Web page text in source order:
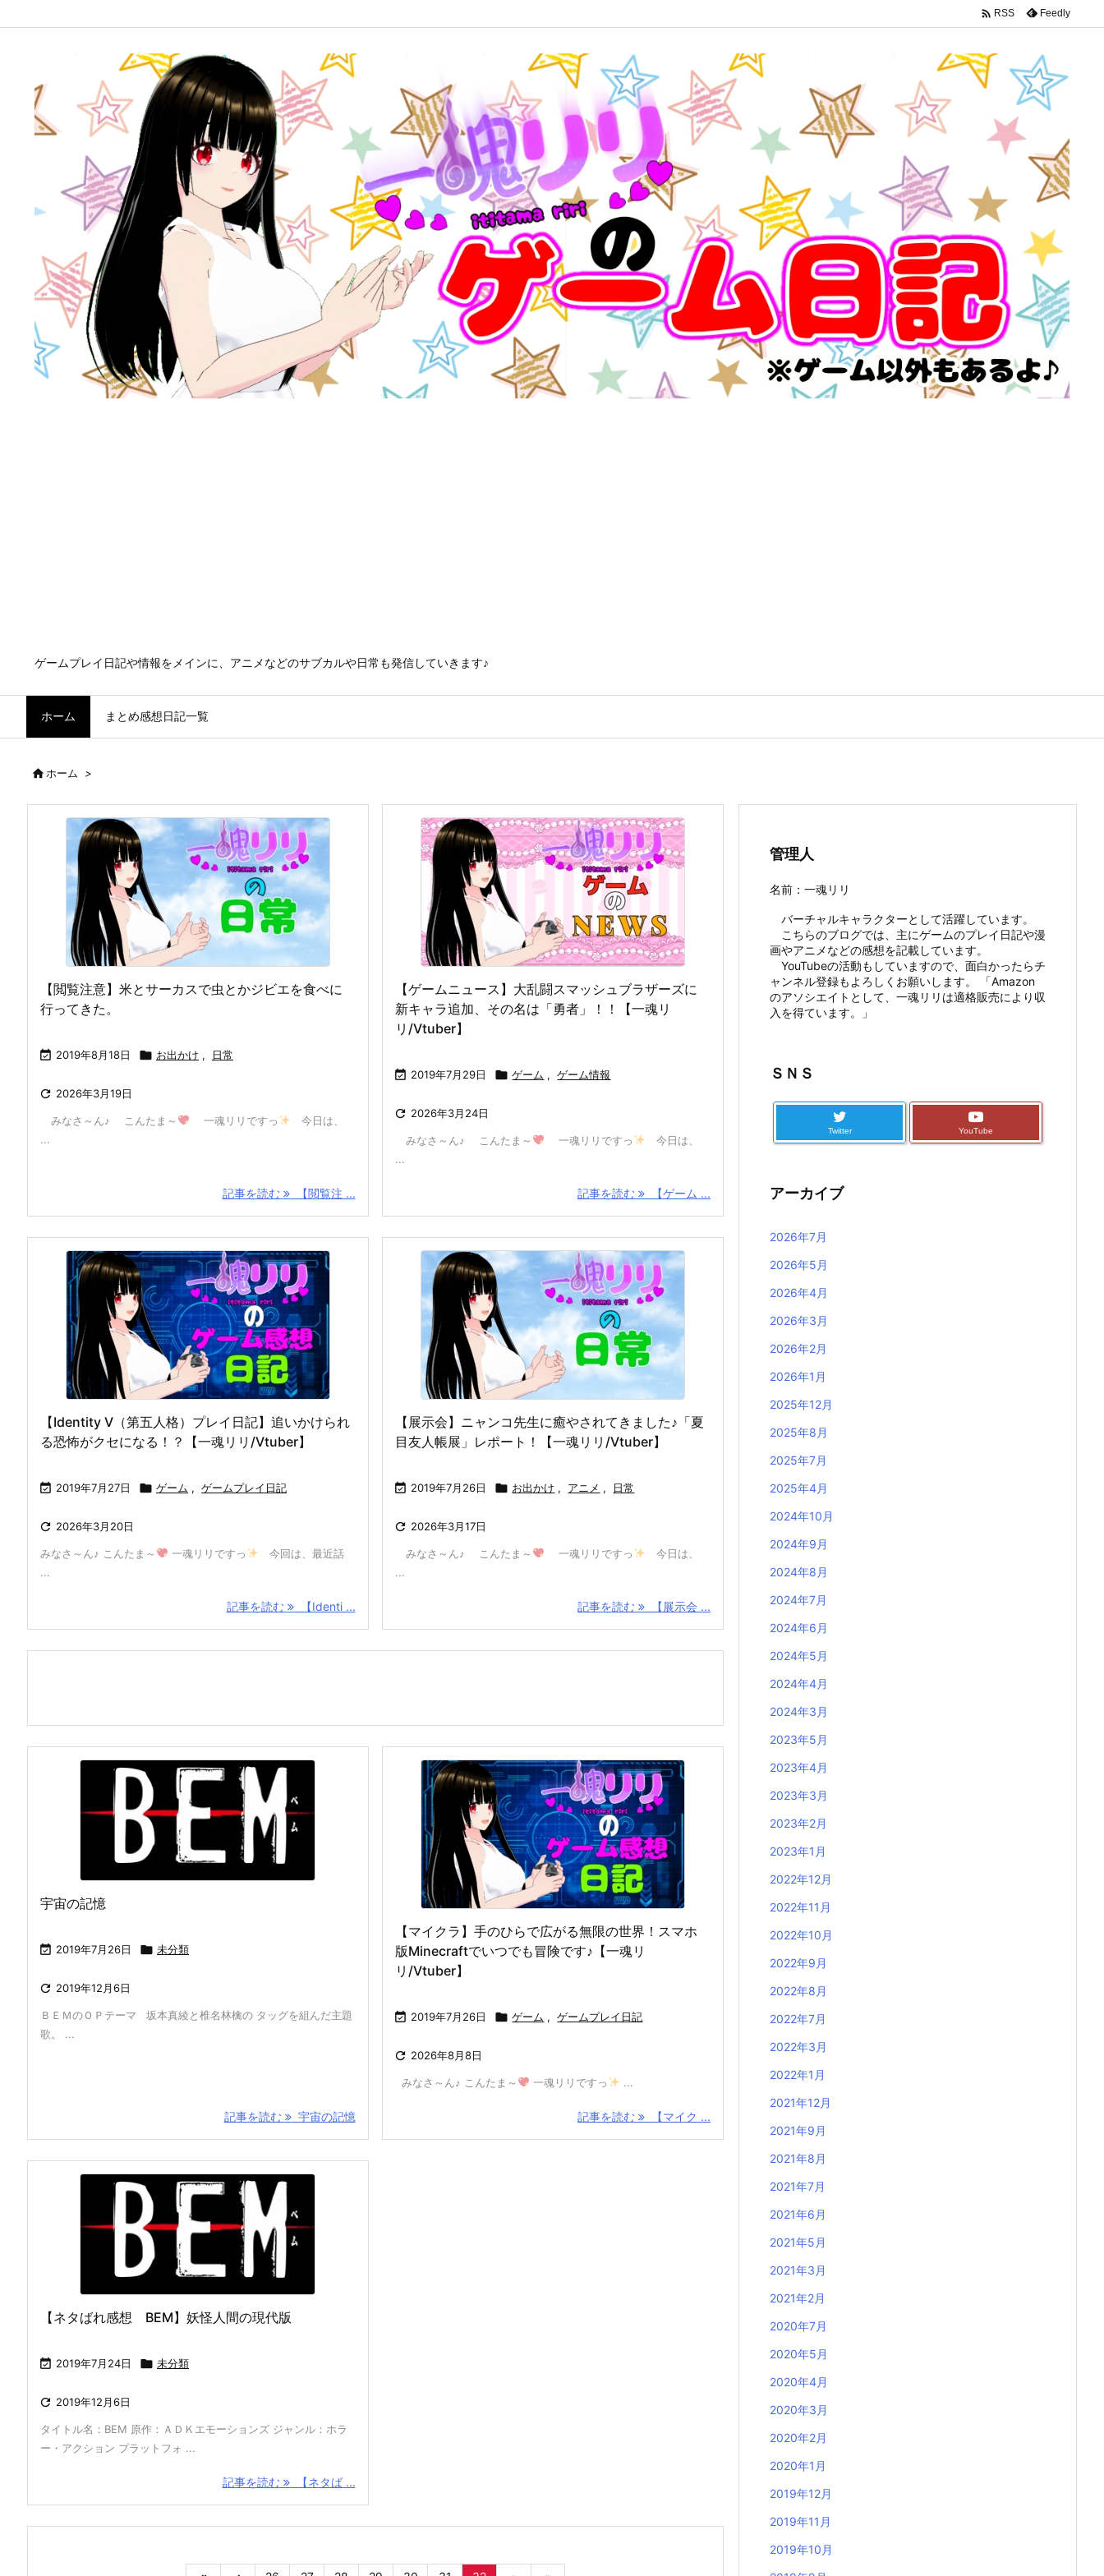
ゲームプレイ日記や情報をメインに、アニメなどのサブカルや日常も発信していきます♪
ホーム まとめ感想日記一覧
 RSS Feedly
ホーム >
【閲覧注意】米とサーカスで虫とかジビエを食べに
行ってきた。
 2019年8月18日  お出かけ , 日常
 2026年3月19日
みなさ～ん♪ こんたま～ 一魂リリですっ
今日は、
...
記事を読む 【閲覧注 ...
【ゲームニュース】大乱闘スマッシュブラザーズに
新キャラ追加、その名は「勇者」！！【一魂リ
リ/Vtuber】
 2019年7月29日  ゲーム , ゲーム情報
 2026年3月24日
みなさ～ん♪ こんたま～ 一魂リリですっ
今日は、
...
記事を読む 【ゲーム ...
【Identity V（第五人格）プレイ日記】追いかけられ
る恐怖がクセになる！？【一魂リリ/Vtuber】
 2019年7月27日  ゲーム , ゲームプレイ日記
 2026年3月20日
みなさ～ん♪ こんたま～ 一魂リリですっ
今回は、最近話
...
記事を読む 【Identi ...
【展示会】ニャンコ先生に癒やされてきました♪「夏
目友人帳展」レポート！【一魂リリ/Vtuber】
 2019年7月26日  お出かけ , アニメ , 日常
 2026年3月17日
みなさ～ん♪ こんたま～ 一魂リリですっ
今日は、
...
記事を読む 【展示会 ...
宇宙の記憶
 2019年7月26日  未分類
 2019年12月6日
ＢＥＭのＯＰテーマ 坂本真綾と椎名林檎の タッグを組んだ主題
歌。 ...
記事を読む 宇宙の記憶
【マイクラ】手のひらで広がる無限の世界！スマホ
版Minecraftでいつでも冒険です♪【一魂リ
リ/Vtuber】
 2019年7月26日  ゲーム , ゲームプレイ日記
 2026年8月8日
みなさ～ん♪ こんたま～ 一魂リリですっ ...
記事を読む 【マイク ...
【ネタばれ感想 BEM】妖怪人間の現代版
 2019年7月24日  未分類
 2019年12月6日
タイトル名：BEM 原作：ＡＤＫエモーションズ ジャンル：ホラ
ー・アクション プラットフォ ...
記事を読む 【ネタば ...
管理人
名前：一魂リリ
バーチャルキャラクターとして活躍しています。
こちらのブログでは、主にゲームのプレイ日記や漫
画やアニメなどの感想を記載しています。
YouTubeの活動もしていますので、面白かったらチ
ャンネル登録もよろしくお願いします。 「Amazon
のアソシエイトとして、一魂リリは適格販売により収
入を得ています。」
ＳＮＳ
Twitter YouTube
アーカイブ
2026年7月
2026年5月
2026年4月
2026年3月
2026年2月
2026年1月
2025年12月
2025年8月
2025年7月
2025年4月
2024年10月
2024年9月
2024年8月
2024年7月
2024年6月
2024年5月
2024年4月
2024年3月
2023年5月
2023年4月
2023年3月
2023年2月
2023年1月
2022年12月
2022年11月
2022年10月
2022年9月
2022年8月
2022年7月
2022年3月
2022年1月
2021年12月
2021年9月
2021年8月
2021年7月
2021年6月
2021年5月
2021年3月
2021年2月
2020年7月
2020年5月
2020年4月
2020年3月
2020年2月
2020年1月
2019年12月
2019年11月
2019年10月